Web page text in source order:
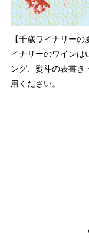
【千歳ワイナリー
イナリーのワインは
ング、熨斗の表書き
用ください。